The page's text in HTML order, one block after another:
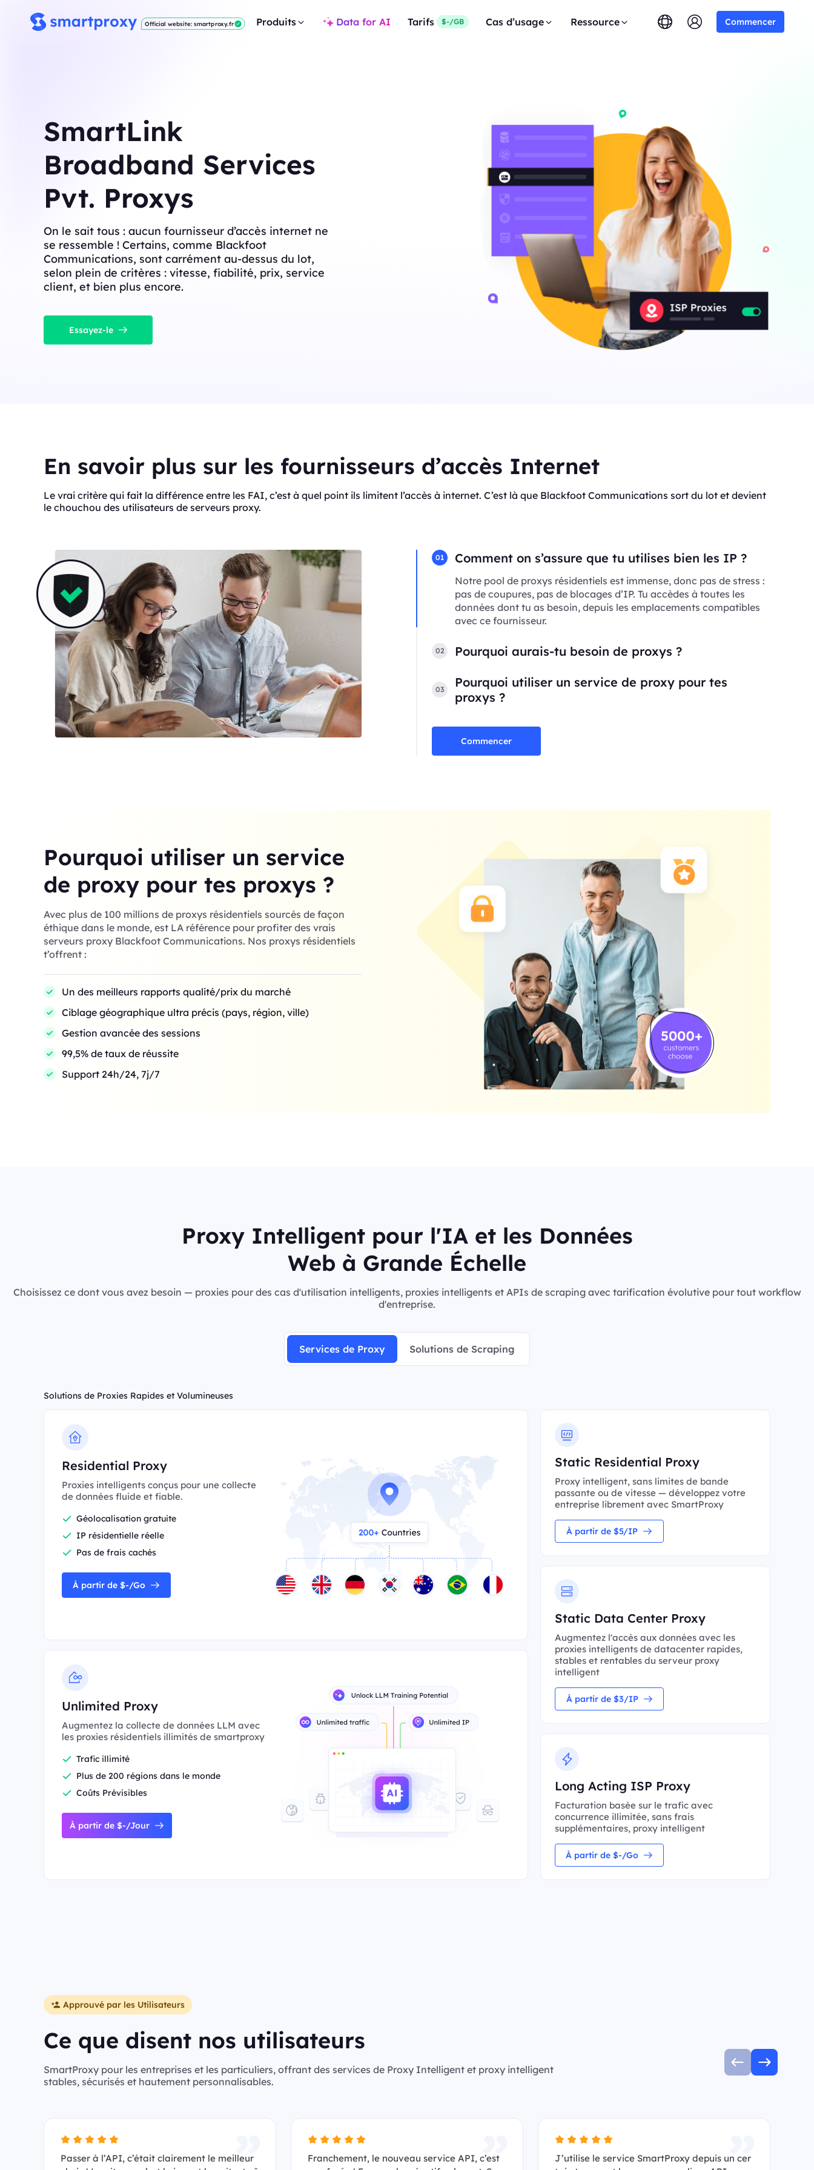
Official website: smartproxy.fr Produits Data for AI Tarifs $-/GB Cas d’usage Ressource Commencer
SmartLink
Broadband Services
Pvt. Proxys
On le sait tous : aucun fournisseur d’accès internet ne
se ressemble ! Certains, comme Blackfoot
Communications, sont carrément au-dessus du lot,
selon plein de critères : vitesse, fiabilité, prix, service
client, et bien plus encore.
Essayez-le
En savoir plus sur les fournisseurs d’accès Internet
Le vrai critère qui fait la différence entre les FAI, c’est à quel point ils limitent l’accès à internet. C’est là que Blackfoot Communications sort du lot et devient
le chouchou des utilisateurs de serveurs proxy.
01 Comment on s’assure que tu utilises bien les IP ?
Notre pool de proxys résidentiels est immense, donc pas de stress :
pas de coupures, pas de blocages d’IP. Tu accèdes à toutes les
données dont tu as besoin, depuis les emplacements compatibles
avec ce fournisseur.
02 Pourquoi aurais-tu besoin de proxys ?
03
Pourquoi utiliser un service de proxy pour tes
proxys ?
Commencer
Pourquoi utiliser un service
de proxy pour tes proxys ?
Avec plus de 100 millions de proxys résidentiels sourcés de façon
éthique dans le monde, est LA référence pour profiter des vrais
serveurs proxy Blackfoot Communications. Nos proxys résidentiels
t’offrent :
Un des meilleurs rapports qualité/prix du marché
Ciblage géographique ultra précis (pays, région, ville)
Gestion avancée des sessions
99,5% de taux de réussite
Support 24h/24, 7j/7
Proxy Intelligent pour l'IA et les Données
Web à Grande Échelle
Choisissez ce dont vous avez besoin — proxies pour des cas d'utilisation intelligents, proxies intelligents et APIs de scraping avec tarification évolutive pour tout workflow
d'entreprise.
Services de Proxy Solutions de Scraping
Solutions de Proxies Rapides et Volumineuses
Residential Proxy
Proxies intelligents conçus pour une collecte
de données fluide et fiable.
Géolocalisation gratuite
IP résidentielle réelle
Pas de frais cachés
À partir de $-/Go
Unlimited Proxy
Augmentez la collecte de données LLM avec
les proxies résidentiels illimités de smartproxy
Trafic illimité
Plus de 200 régions dans le monde
Coûts Prévisibles
À partir de $-/Jour
Static Residential Proxy
Proxy intelligent, sans limites de bande
passante ou de vitesse — développez votre
entreprise librement avec SmartProxy
À partir de $5/IP
Static Data Center Proxy
Augmentez l'accès aux données avec les
proxies intelligents de datacenter rapides,
stables et rentables du serveur proxy
intelligent
À partir de $3/IP
Long Acting ISP Proxy
Facturation basée sur le trafic avec
concurrence illimitée, sans frais
supplémentaires, proxy intelligent
À partir de $-/Go
Approuvé par les Utilisateurs
Ce que disent nos utilisateurs
SmartProxy pour les entreprises et les particuliers, offrant des services de Proxy Intelligent et proxy intelligent
stables, sécurisés et hautement personnalisables.
Passer à l’API, c’était clairement le meilleur
Franchement, le nouveau service API, c’est
J’utilise le service SmartProxy depuis un cer